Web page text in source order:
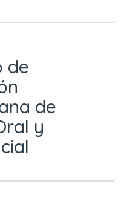
de
de
y